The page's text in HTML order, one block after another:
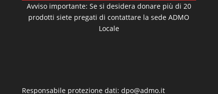
Avviso importante: Se si desidera donare più di 20
prodotti siete pregati di contattare la sede ADMO
Locale
Responsabile protezione dati: dpo@admo.it